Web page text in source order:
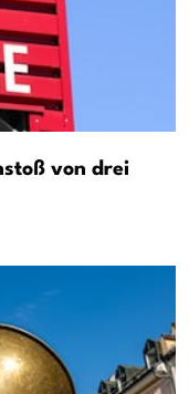
von drei